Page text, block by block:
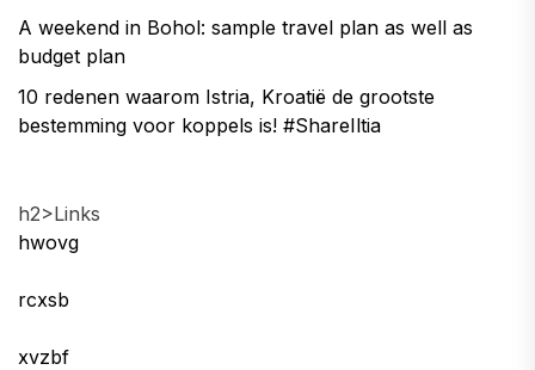
A weekend in Bohol: sample travel plan as well as
budget plan
10 redenen waarom Istria, Kroatië de grootste
bestemming voor koppels is! #ShareIltia
h2>Links
hwovg
rcxsb
xvzbf